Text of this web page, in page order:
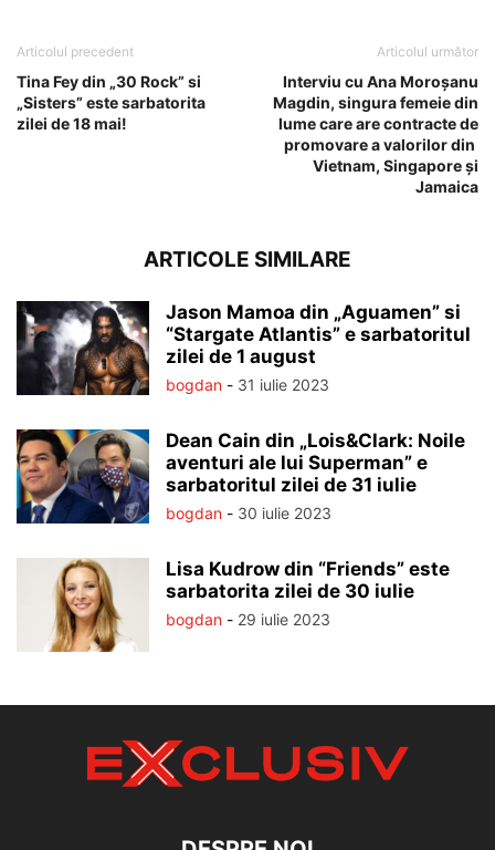
Articolul precedent
Tina Fey din „30 Rock” si
„Sisters” este sarbatorita
zilei de 18 mai!
Articolul următor
Interviu cu Ana Moroșanu
Magdin, singura femeie din
lume care are contracte de
promovare a valorilor din
Vietnam, Singapore și
Jamaica
ARTICOLE SIMILARE
Jason Mamoa din „Aguamen” si
“Stargate Atlantis” e sarbatoritul
zilei de 1 august
bogdan - 31 iulie 2023
Dean Cain din „Lois&Clark: Noile
aventuri ale lui Superman” e
sarbatoritul zilei de 31 iulie
bogdan - 30 iulie 2023
Lisa Kudrow din “Friends” este
sarbatorita zilei de 30 iulie
bogdan - 29 iulie 2023